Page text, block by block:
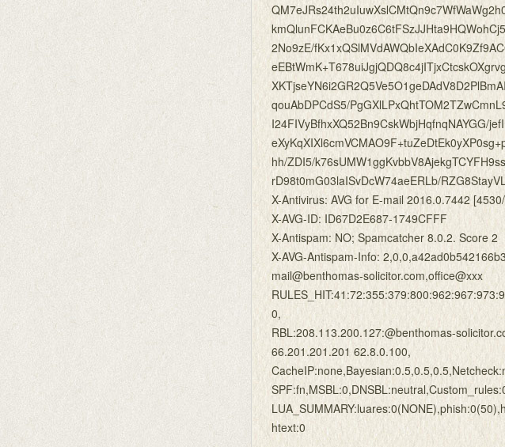
2No9zE/
qouAbDPCdS5/
I24FIVyBfhxXQ52Bn9CskWbjHqfnqNAYGG/
hh/ZDI5/
rD98t0mG03laISvDcW74aeERLb/
X-Antivirus: AVG for E-mail 2016.0.7442
X-AVG-ID: ID67D2E687-1749CFFF
X-Antispam: NO; Spamcatcher 8.0.2. Score 2
X-AVG-Antispam-Info:
mail@benthomas-solicitor.com,office@xxx
0,
RBL:208.113.200.127:@benthomas-
66.201.201.201 62.8.0.100,
htext:0